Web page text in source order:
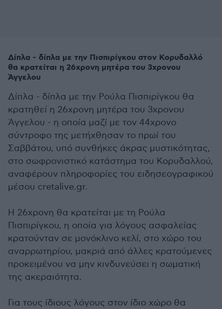
Δίπλα - δίπλα με την Πισπιρίγκου στον Κορυδαλλό
θα κρατείται η 26χρονη μητέρα του 3χρονου
Άγγελου
Δίπλα - δίπλα με την Ρούλα Πισπιρίγκου θα
κρατηθεί η 26χρονη μητέρα του 3χρονου
Άγγελου - η οποία μαζί με τον 44χρονο
σύντροφο της μετήχθησαν το πρωί του
Σαββάτου, υπό συνθήκες άκρας μυστικότητας,
στο σωφρονιστικό κατάστημα του Κορυδαλλού,
αναφέρουν πληροφορίες του ειδησεογραφικού
μέσου cretalive.gr.
Η 26χρονη θα κρατείται με τη Ρούλα
Πισπιρίγκου, η οποία για λόγους ασφαλείας
κρατούνταν σε μονόκλινο κελί, στο χώρο του
αναρρωτηρίου, μακριά από άλλες κρατούμενες
προκειμένου να μην κινδυνεύσει η σωματική
της ακεραιότητα.
Για τους ίδιους λόγους στον ίδιο χώρο θα